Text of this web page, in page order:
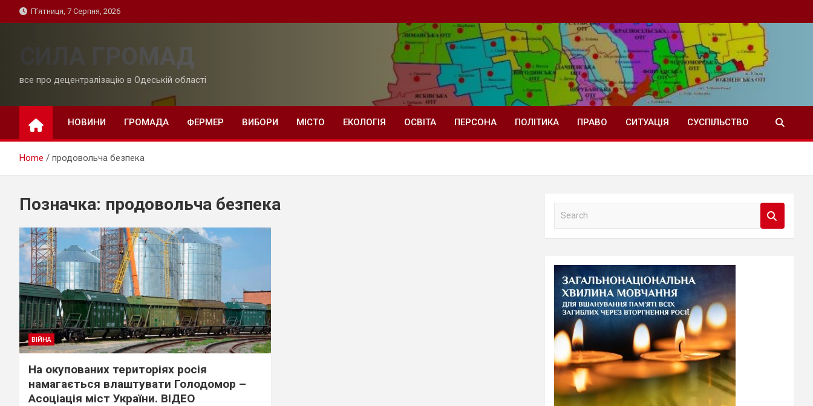
to
П’ятниця, 7 Серпня, 2026
СИЛА ГРОМАД
все про децентралізацію в Одеській області
НОВИНИ ГРОМАДА ФЕРМЕР ВИБОРИ МІСТО ЕКОЛОГІЯ ОСВІТА ПЕРСОНА ПОЛІТИКА ПРАВО СИТУАЦІЯ СУСПІЛЬСТВО
Home продовольча безпека
Позначка: продовольча безпека
ВІЙНА
На окупованих територіях росія
намагається влаштувати Голодомор –
Асоціація міст України. ВІДЕО
a